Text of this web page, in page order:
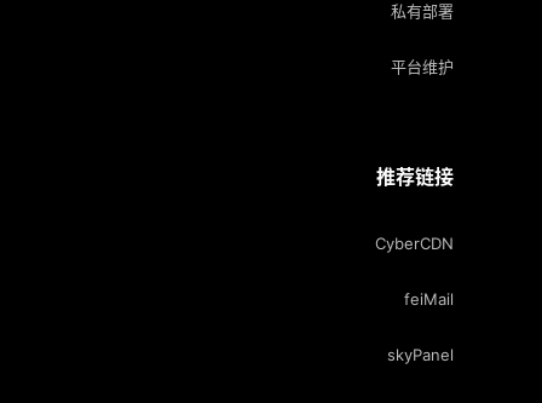
私有部署
平台维护
推荐链接
CyberCDN
feiMail
skyPanel